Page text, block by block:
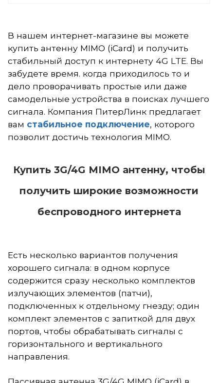
В нашем интернет-магазине вы можете
купить антенну MIMO (iCard) и получить
стабильный доступ к интернету 4G LTE. Вы
забудете время. когда приходилось то и
дело проворачивать простые или даже
самодельные устройства в поисках лучшего
сигнала. Компания ПитерЛинк предлагает
вам стабильное подключение, которого
позволит достичь технология MIMO.
Купить 3G/4G MIMO антенну, чтобы
получить широкие возможности
беспроводного интернета
Есть несколько вариантов получения
хорошего сигнала: в одном корпусе
содержится сразу несколько комплектов
излучающих элементов (патчи),
подключенных к отдельному гнезду; один
комплект элементов с запиткой для двух
портов, чтобы обрабатывать сигналы с
горизонтального и вертикального
направления.